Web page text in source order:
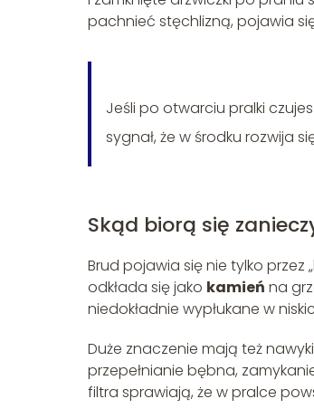
pachnieć stęchlizną, pojawia
Jeśli po otwarciu pralki
sygnał, że w środku rozwija
Skąd biorą się
Brud pojawia się nie tylko
odkłada się jako kamień na
niedokładnie wypłukane w
Duże znaczenie mają też
przepełnianie bębna,
filtra sprawiają, że w pralce